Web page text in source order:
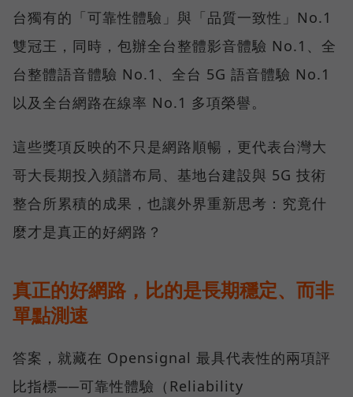
台獨有的「可靠性體驗」與「品質一致性」No.1
雙冠王，同時，包辦全台整體影音體驗 No.1、全
台整體語音體驗 No.1、全台 5G 語音體驗 No.1
以及全台網路在線率 No.1 多項榮譽。
這些獎項反映的不只是網路順暢，更代表台灣大
哥大長期投入頻譜布局、基地台建設與 5G 技術
整合所累積的成果，也讓外界重新思考：究竟什
麼才是真正的好網路？
真正的好網路，比的是長期穩定、而非
單點測速
答案，就藏在 Opensignal 最具代表性的兩項評
比指標──可靠性體驗（Reliability